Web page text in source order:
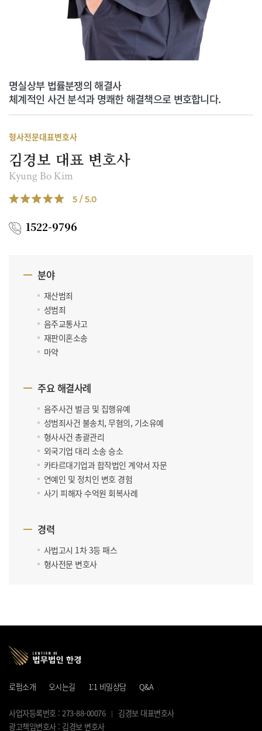
명실상부 법률분쟁의 해결사
체계적인 사건 분석과 명쾌한 해결책으로 변호합니다.
형사전문대표변호사
김경보 대표 변호사
Kyung Bo Kim
5 / 5.0
1522-9796
분야
재산범죄
성범죄
음주교통사고
재판이혼소송
마약
주요 해결사례
음주사건 벌금 및 집행유예
성범죄사건 불송치, 무혐의, 기소유예
형사사건 총괄관리
외국기업 대리 소송 승소
카타르대기업과 합작법인 계약서 자문
연예인 및 정치인 변호 경험
사기 피해자 수억원 회복사례
경력
사법고시 1차 3등 패스
형사전문 변호사
로펌소개 오시는길 1:1 비밀상담 Q&A
사업자등록번호 : 273-88-00076
김경보 대표변호사
광고책임변호사 : 김경보 변호사